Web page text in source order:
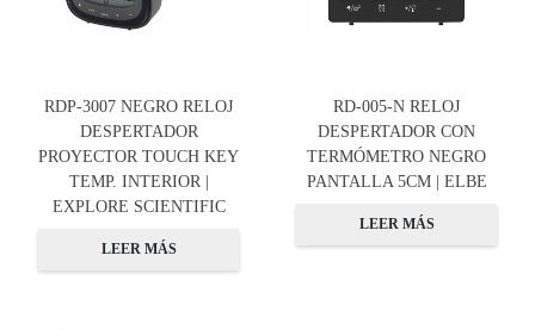
RDP-3007 NEGRO RELOJ
DESPERTADOR
PROYECTOR TOUCH KEY
TEMP. INTERIOR |
EXPLORE SCIENTIFIC
LEER MÁS
RD-005-N RELOJ
DESPERTADOR CON
TERMÓMETRO NEGRO
PANTALLA 5CM | ELBE
LEER MÁS